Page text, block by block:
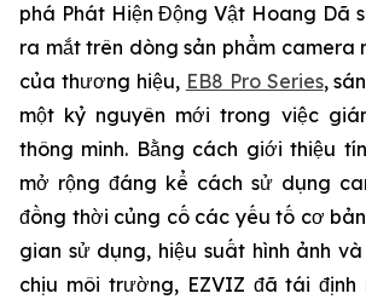
phá Phát Hiện Động Vật Hoang Dã
ra mắt trên dòng sản phẩm camera
của thương hiệu, EB8 Pro Series,
một kỷ nguyên mới trong việc
thông minh. Bằng cách giới thiệu
mở rộng đáng kể cách sử dụng
đồng thời củng cố các yếu tố cơ
gian sử dụng, hiệu suất hình ảnh
chịu môi trường, EZVIZ đã tái định